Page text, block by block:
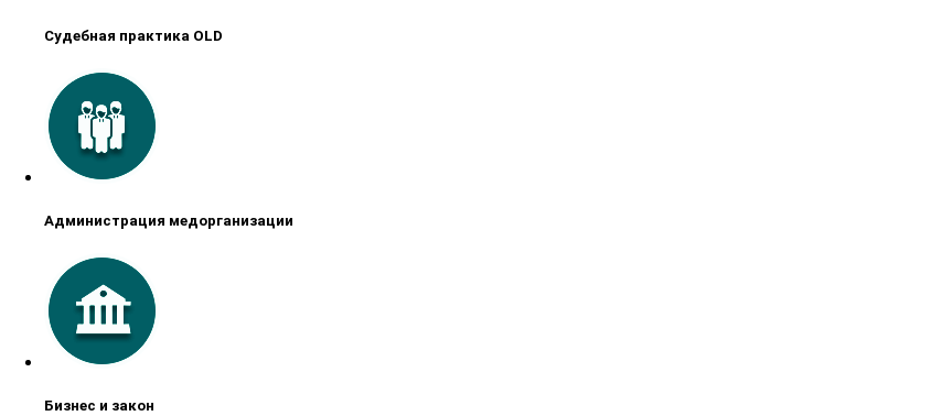
Судебная практика OLD
Администрация медорганизации
Бизнес и закон